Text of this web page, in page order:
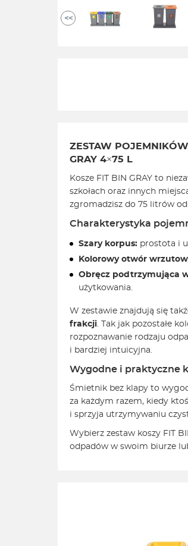
<<
ZESTAW
GRAY 4×75 L
Kosze FIT BIN GRAY to
szkołach oraz innych
zgromadzisz do 75 litrów
Charakterystyka
Szary korpus: prostota i
Kolorowy otwór
Obręcz podtrzymująca
użytkowania.
W zestawie znajdują się
frakcji. Tak jak pozostałe
rozpoznawanie rodzaju
i bardziej intuicyjna.
Wygodne i praktyczne
Śmietnik bez klapy to
za każdym razem, kiedy
i sprzyja utrzymywaniu
Wybierz zestaw koszy FIT
odpadów w swoim biurze